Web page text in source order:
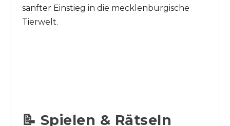
sanfter Einstieg in die mecklenburgische
Tierwelt.
📝 Spielen & Rätseln